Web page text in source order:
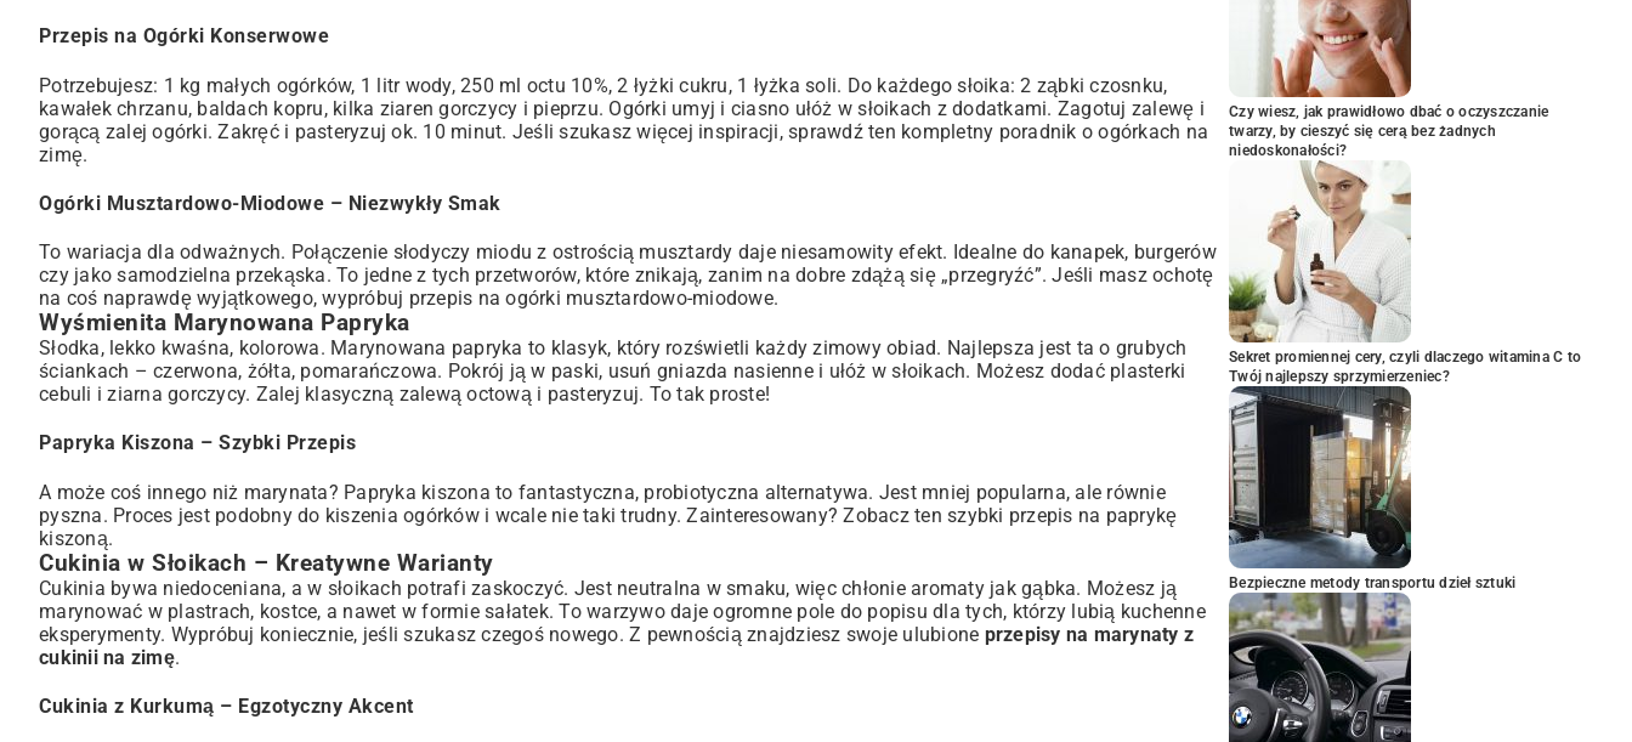
Przepis na Ogórki Konserwowe
Potrzebujesz: 1 kg małych ogórków, 1 litr wody, 250 ml octu 10%, 2 łyżki cukru, 1 łyżka soli. Do każdego słoika: 2 ząbki czosnku,
kawałek chrzanu, baldach kopru, kilka ziaren gorczycy i pieprzu. Ogórki umyj i ciasno ułóż w słoikach z dodatkami. Zagotuj zalewę i
gorącą zalej ogórki. Zakręć i pasteryzuj ok. 10 minut. Jeśli szukasz więcej inspiracji, sprawdź ten kompletny poradnik o ogórkach na
zimę.
Ogórki Musztardowo-Miodowe – Niezwykły Smak
To wariacja dla odważnych. Połączenie słodyczy miodu z ostrością musztardy daje niesamowity efekt. Idealne do kanapek, burgerów
czy jako samodzielna przekąska. To jedne z tych przetworów, które znikają, zanim na dobre zdążą się „przegryźć”. Jeśli masz ochotę
na coś naprawdę wyjątkowego,wypróbuj przepis na ogórki musztardowo-miodowe.
Wyśmienita Marynowana Papryka
Słodka, lekko kwaśna, kolorowa. Marynowana papryka to klasyk, który rozświetli każdy zimowy obiad. Najlepsza jest ta o grubych
ściankach – czerwona, żółta, pomarańczowa. Pokrój ją w paski, usuń gniazda nasienne i ułóż w słoikach. Możesz dodać plasterki
cebuli i ziarna gorczycy. Zalej klasyczną zalewą octową i pasteryzuj. To tak proste!
Papryka Kiszona – Szybki Przepis
A może coś innego niż marynata? Papryka kiszona to fantastyczna, probiotyczna alternatywa. Jest mniej popularna, ale równie
pyszna. Proces jest podobny do kiszenia ogórków i wcale nie taki trudny. Zainteresowany? Zobacz ten szybki przepis na paprykę
kiszoną.
Cukinia w Słoikach – Kreatywne Warianty
Cukinia bywa niedoceniana, a w słoikach potrafi zaskoczyć. Jest neutralna w smaku, więc chłonie aromaty jak gąbka. Możesz ją
marynować w plastrach, kostce, a nawet w formie sałatek. To warzywo daje ogromne pole do popisu dla tych, którzy lubią kuchenne
eksperymenty. Wypróbuj koniecznie, jeśli szukasz czegoś nowego. Z pewnością znajdziesz swoje ulubione przepisy na marynaty z
cukinii na zimę.
Cukinia z Kurkumą – Egzotyczny Akcent
Czy wiesz, jak prawidłowo dbać o oczyszczanie
twarzy, by cieszyć się cerą bez żadnych
niedoskonałości?
Sekret promiennej cery, czyli dlaczego witamina C to
Twój najlepszy sprzymierzeniec?
Bezpieczne metody transportu dzieł sztuki